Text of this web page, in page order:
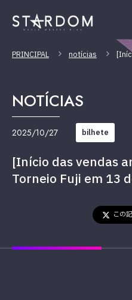
PRINCIPAL notícias
NOTÍCIAS
2025/10/27 bilhete
[Início das vendas
Torneio Fuji em 13
この